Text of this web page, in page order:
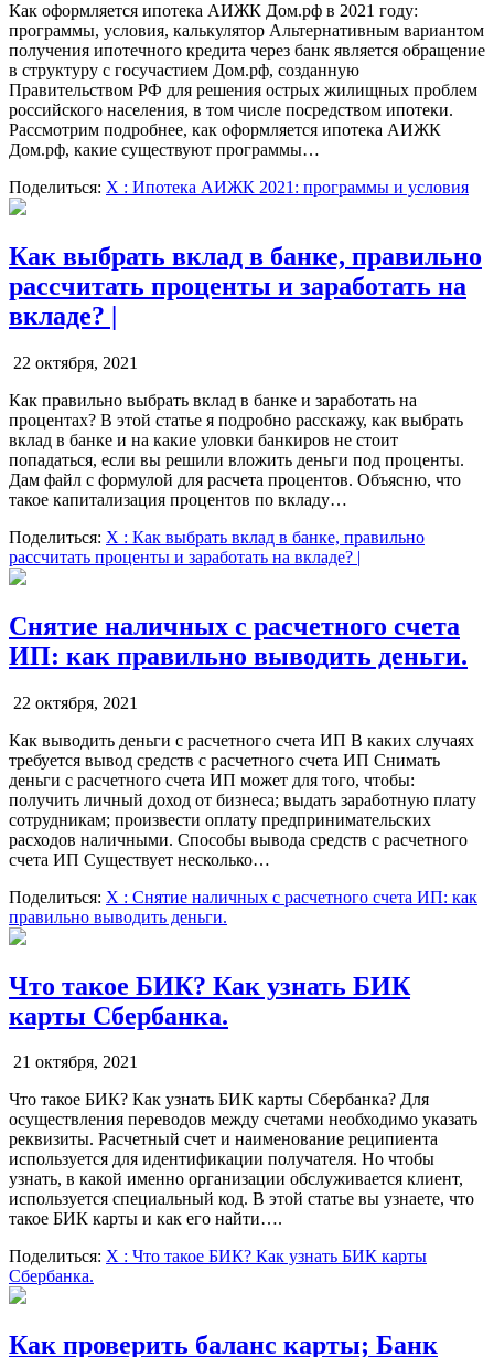
Как оформляется ипотека АИЖК Дом.рф в 2021 году:
программы, условия, калькулятор Альтернативным вариантом
получения ипотечного кредита через банк является обращение
в структуру с госучастием Дом.рф, созданную
Правительством РФ для решения острых жилищных проблем
российского населения, в том числе посредством ипотеки.
Рассмотрим подробнее, как оформляется ипотека АИЖК
Дом.рф, какие существуют программы…
Поделиться: X : Ипотека АИЖК 2021: программы и условия
Как выбрать вклад в банке, правильно
рассчитать проценты и заработать на
вкладе? |
22 октября, 2021
Как правильно выбрать вклад в банке и заработать на
процентах? В этой статье я подробно расскажу, как выбрать
вклад в банке и на какие уловки банкиров не стоит
попадаться, если вы решили вложить деньги под проценты.
Дам файл с формулой для расчета процентов. Объясню, что
такое капитализация процентов по вкладу…
Поделиться: X : Как выбрать вклад в банке, правильно
рассчитать проценты и заработать на вкладе? |
Снятие наличных с расчетного счета
ИП: как правильно выводить деньги.
22 октября, 2021
Как выводить деньги с расчетного счета ИП В каких случаях
требуется вывод средств с расчетного счета ИП Снимать
деньги с расчетного счета ИП может для того, чтобы:
получить личный доход от бизнеса; выдать заработную плату
сотрудникам; произвести оплату предпринимательских
расходов наличными. Способы вывода средств с расчетного
счета ИП Существует несколько…
Поделиться: X : Снятие наличных с расчетного счета ИП: как
правильно выводить деньги.
Что такое БИК? Как узнать БИК
карты Сбербанка.
21 октября, 2021
Что такое БИК? Как узнать БИК карты Сбербанка? Для
осуществления переводов между счетами необходимо указать
реквизиты. Расчетный счет и наименование реципиента
используется для идентификации получателя. Но чтобы
узнать, в какой именно организации обслуживается клиент,
используется специальный код. В этой статье вы узнаете, что
такое БИК карты и как его найти….
Поделиться: X : Что такое БИК? Как узнать БИК карты
Сбербанка.
Как проверить баланс карты; Банк